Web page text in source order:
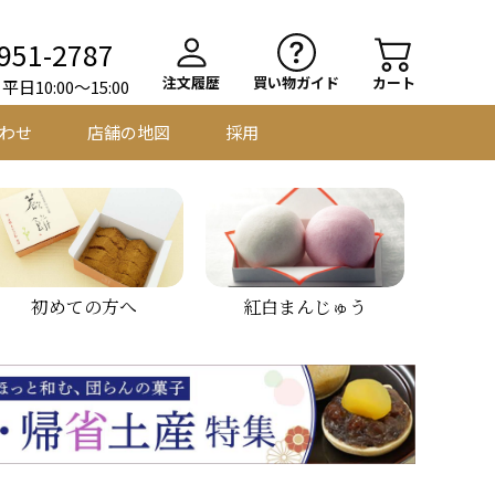
2787
日10:00～15:00 注文履歴 買い物ガイド カート
せ 店舗の地図 採用
初めての方へ 紅白まんじゅう